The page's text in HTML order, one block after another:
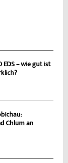
– wie gut ist
Chlum an